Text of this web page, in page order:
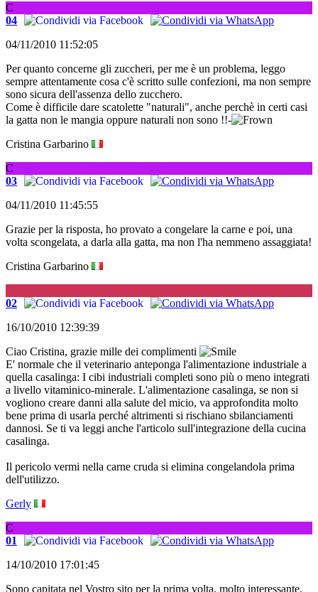
C
04
04/11/2010 11:52:05
Per quanto concerne gli zuccheri, per me è un problema, leggo
sempre attentamente cosa c'è scritto sulle confezioni, ma non sempre
sono sicura dell'assenza dello zucchero.
Come è difficile dare scatolette "naturali", anche perchè in certi casi
la gatta non le mangia oppure naturali non sono !!-
Cristina Garbarino
C
03
04/11/2010 11:45:55
Grazie per la risposta, ho provato a congelare la carne e poi, una
volta scongelata, a darla alla gatta, ma non l'ha nemmeno assaggiata!
Cristina Garbarino
02
16/10/2010 12:39:39
Ciao Cristina, grazie mille dei complimenti
E' normale che il veterinario anteponga l'alimentazione industriale a
quella casalinga: I cibi industriali completi sono più o meno integrati
a livello vitaminico-minerale. L'alimentazione casalinga, se non si
vogliono creare danni alla salute del micio, va approfondita molto
bene prima di usarla perché altrimenti si rischiano sbilanciamenti
dannosi. Se ti va leggi anche l'articolo sull'integrazione della cucina
casalinga.
Il pericolo vermi nella carne cruda si elimina congelandola prima
dell'utilizzo.
Gerly
C
01
14/10/2010 17:01:45
Sono capitata nel Vostro sito per la prima volta, molto interessante.